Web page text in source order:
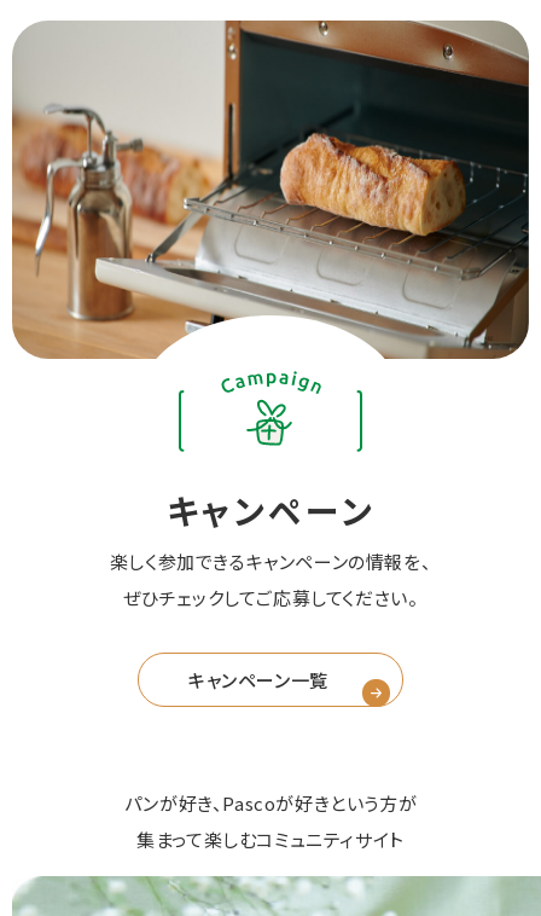
キャンペーン
楽しく参加できるキャンペーンの情報を、
ぜひチェックしてご応募してください。
キャンペーン一覧
パンが好き、Pascoが好きという方が
集まって楽しむコミュニティサイト